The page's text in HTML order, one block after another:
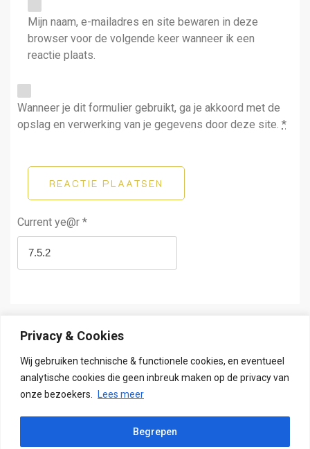
Privacy & Cookies
Wij gebruiken technische & functionele cookies, en eventueel
analytische cookies die geen inbreuk maken op de privacy van
onze bezoekers.
Lees meer
Begrepen
Mijn naam, e-mailadres en site bewaren in deze
browser voor de volgende keer wanneer ik een
reactie plaats.
Wanneer je dit formulier gebruikt, ga je akkoord met de
opslag en verwerking van je gegevens door deze site. *
REACTIE PLAATSEN
Current ye@r *
Copyright - Alle rechten voorbehouden
Grocery Store themaDoor aThemeArt - Trots aangedreven door
WordPress.